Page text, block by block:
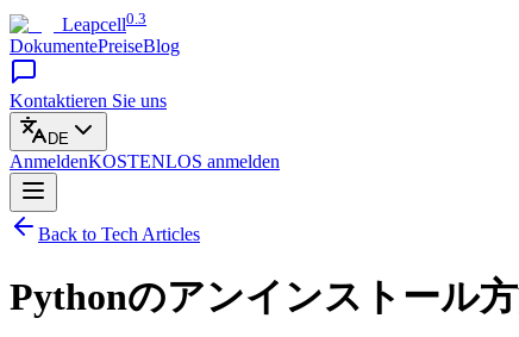
Leapcell0.3
DokumentePreiseBlog
Kontaktieren Sie uns
DE
AnmeldenKOSTENLOS anmelden
Back to Tech Articles
Pythonのアンインストール